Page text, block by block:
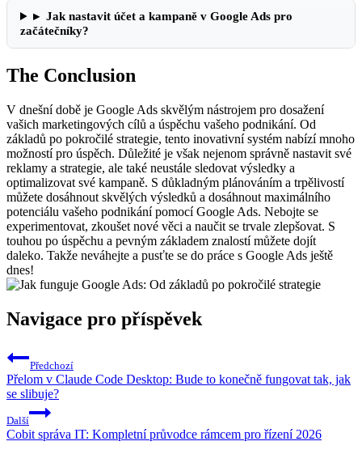
▸ Jak nastavit účet a kampaně v Google Ads pro
začátečníky?
The Conclusion
V dnešní době je Google Ads skvělým nástrojem pro dosažení
vašich marketingových cílů a úspěchu vašeho podnikání. Od
základů po pokročilé strategie, tento inovativní systém nabízí mnoho
možností pro úspěch. Důležité je však nejenom správně nastavit své
reklamy a strategie, ale také neustále sledovat výsledky a
optimalizovat své kampaně. S důkladným plánováním a trpělivostí
můžete dosáhnout skvělých výsledků a dosáhnout maximálního
potenciálu vašeho podnikání pomocí Google Ads. Nebojte se
experimentovat, zkoušet nové věci a naučit se trvale zlepšovat. S
touhou po úspěchu a pevným základem znalostí můžete dojít
daleko. Takže neváhejte a pusťte se do práce s Google Ads ještě
dnes!
Navigace pro příspěvek
Předchozí
Přelom v Claude Code Desktop: Bude to konečně fungovat tak, jak
se slibuje?
Další
Cobit správa IT: Kompletní průvodce rámcem pro řízení 2026